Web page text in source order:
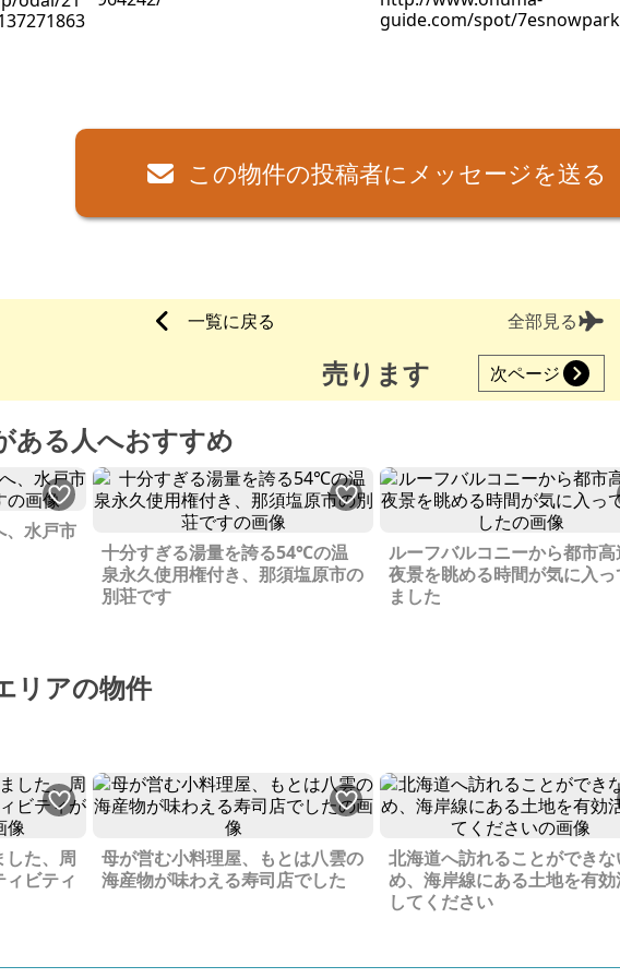
guide.com/spot/
この物件の投稿者にメッセージを送る
一覧に戻る 全部見る
売ります 次ページ
ある人へおすすめ
、水戸市
十分すぎる湯量を誇る54℃の温
泉永久使用権付き、那須塩原市の
別荘です
ルーフバルコニーから都市
夜景を眺める時間が気に入
ました
リアの物件
した、周
ビティ
母が営む小料理屋、もとは八雲の
海産物が味わえる寿司店でした
北海道へ訪れることができ
め、海岸線にある土地を有
してください